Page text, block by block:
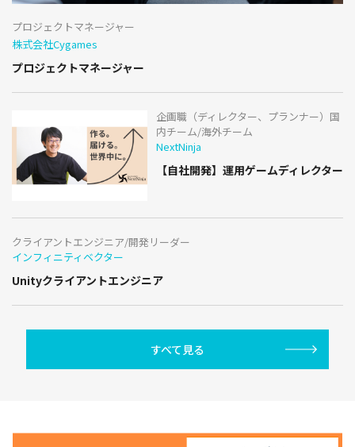
プロジェクトマネージャー
株式会社Cygames
プロジェクトマネージャー
企画職（ディレクター、プランナー）国
内チーム/海外チーム
NextNinja
【自社開発】運用ゲームディレクター
クライアントエンジニア/開発リーダー
インフィニティベクター
Unityクライアントエンジニア
すべて見る